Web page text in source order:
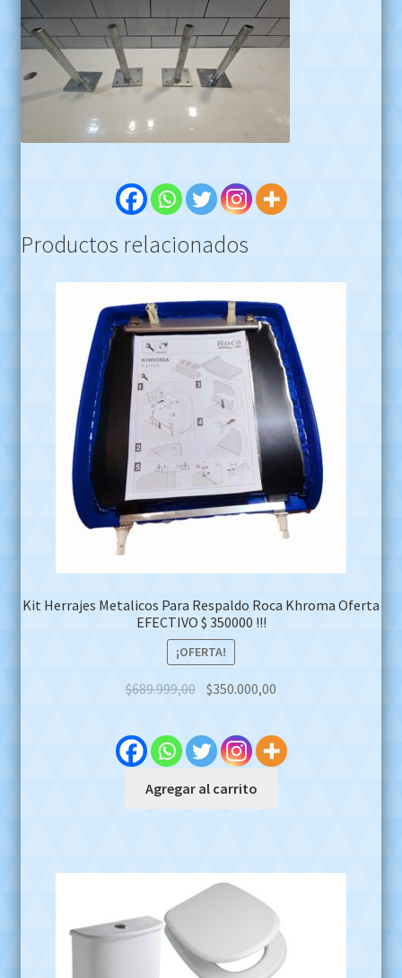
Productos relacionados
Kit Herrajes Metalicos Para Respaldo Roca Khroma Oferta
EFECTIVO $ 350000 !!!
¡OFERTA!
$689.999,00 Original
was:
$689.999,00.
$350.000,00
is:
$350.000,00.
Agregar al carrito